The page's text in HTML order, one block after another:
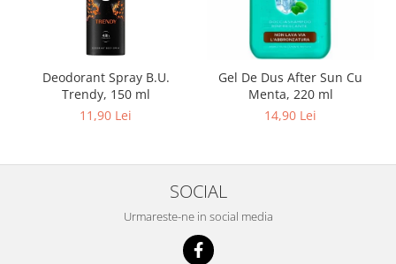
Deodorant Spray B.U.
Trendy, 150 ml
11,90 Lei
Gel De Dus After Sun Cu
Menta, 220 ml
14,90 Lei
SOCIAL
Urmareste-ne in social media